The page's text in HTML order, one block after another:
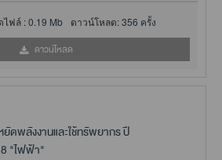
ไฟล์ :0.19 Mb ดาวน์โหลด:356 ครั้ง
ดาวน์โหลด
ยัดพลังงานและใช้ทรัพยากร ปี
"ไฟฟ้า"